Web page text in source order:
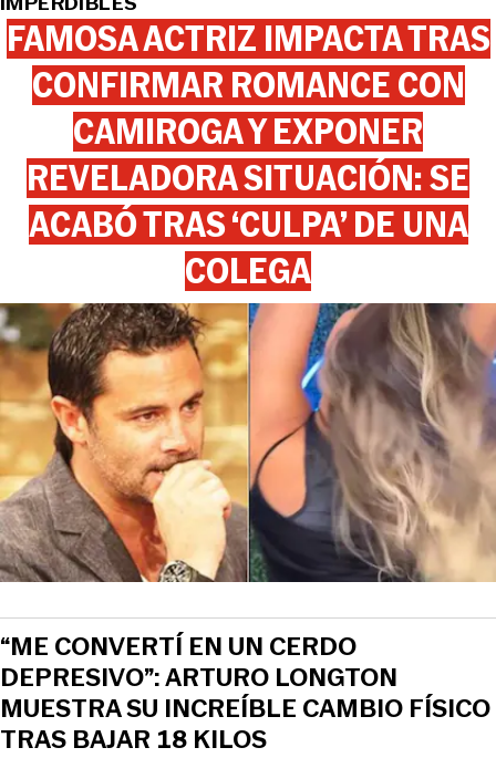
FAMOSA ACTRIZ IMPACTA TRAS
CONFIRMAR ROMANCE CON
CAMIROGA Y EXPONER
REVELADORA SITUACIÓN: SE
ACABÓ TRAS ‘CULPA’ DE UNA
COLEGA
“ME CONVERTÍ EN UN CERDO
DEPRESIVO”: ARTURO LONGTON
MUESTRA SU INCREÍBLE CAMBIO FÍSICO
TRAS BAJAR 18 KILOS